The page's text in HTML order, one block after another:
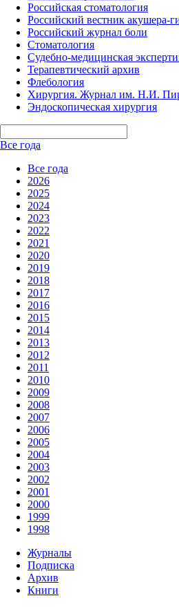
Российская стоматология
Российский вестник акушера-
Российский журнал боли
Стоматология
Судебно-медицинская
Терапевтический архив
Флебология
Хирургия. Журнал им. Н.И.
Эндоскопическая хирургия
Все года
Все года
2026
2025
2024
2023
2022
2021
2020
2019
2018
2017
2016
2015
2014
2013
2012
2011
2010
2009
2008
2007
2006
2005
2004
2003
2002
2001
2000
1999
1998
Журналы
Подписка
Архив
Книги